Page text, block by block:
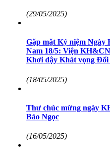
(29/05/2025)
Gặp mặt Kỷ niệm Ngày
Nam 18/5: Viện
Khơi dậy Khát vọng Đổi
(18/05/2025)
Thư chúc mừng ngày
Bảo Ngọc
(16/05/2025)